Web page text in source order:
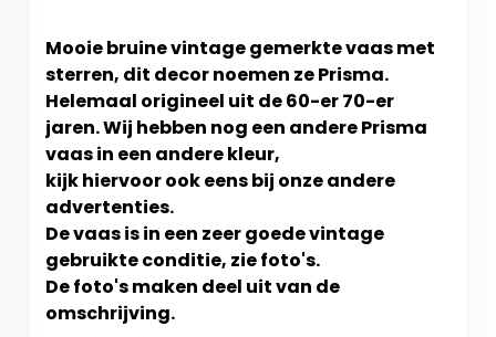
Mooie bruine vintage gemerkte vaas met
sterren, dit decor noemen ze Prisma.
Helemaal origineel uit de 60-er 70-er
jaren. Wij hebben nog een andere Prisma
vaas in een andere kleur,
kijk hiervoor ook eens bij onze andere
advertenties.
De vaas is in een zeer goede vintage
gebruikte conditie, zie foto's.
De foto's maken deel uit van de
omschrijving.